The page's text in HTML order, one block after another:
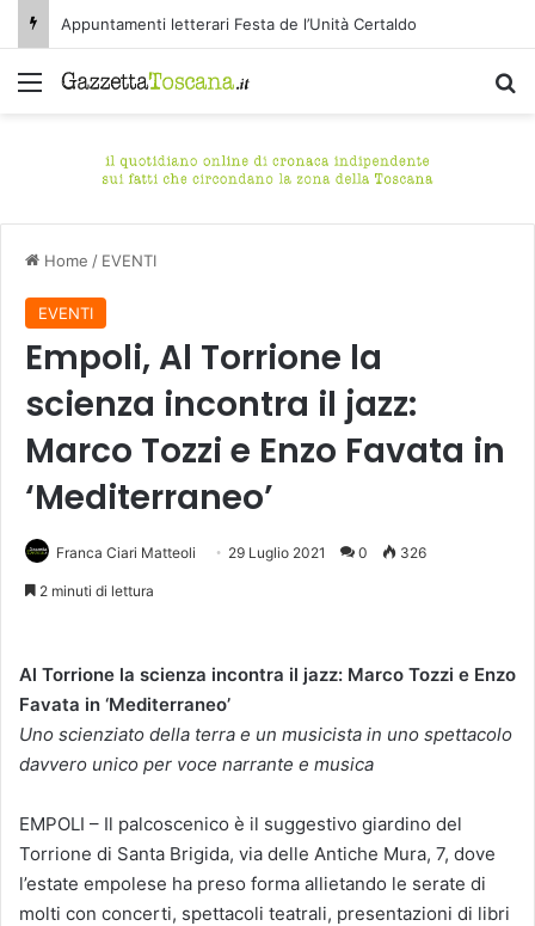
Appuntamenti letterari Festa de l’Unità Certaldo
Menu
Home / EVENTI
EVENTI
Empoli, Al Torrione la
scienza incontra il jazz:
Marco Tozzi e Enzo Favata in
‘Mediterraneo’
Franca Ciari Matteoli 29 Luglio 2021 0 326
2 minuti di lettura
Al Torrione la scienza incontra il jazz: Marco Tozzi e Enzo
Favata in ‘Mediterraneo’
Uno scienziato della terra e un musicista in uno spettacolo
davvero unico per voce narrante e musica
EMPOLI – Il palcoscenico è il suggestivo giardino del
Torrione di Santa Brigida, via delle Antiche Mura, 7, dove
l’estate empolese ha preso forma allietando le serate di
molti con concerti, spettacoli teatrali, presentazioni di libri